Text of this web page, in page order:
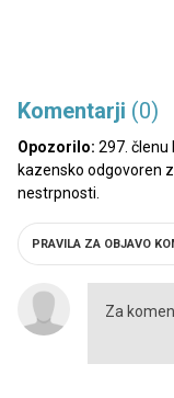
Komentarji (0)
Opozorilo: 297. členu
kazensko odgovoren
nestrpnosti.
PRAVILA ZA OBJAVO